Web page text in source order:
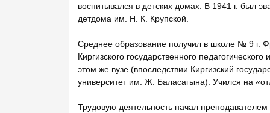
воспитывался в детских домах. В 1941 г. был
детдома им. Н. К. Крупской.
Среднее образование получил в школе № 9 г.
Киргизского государственного
этом же вузе (впоследствии Киргизский
университет им. Ж. Баласагына). Учился на
Трудовую деятельность начал